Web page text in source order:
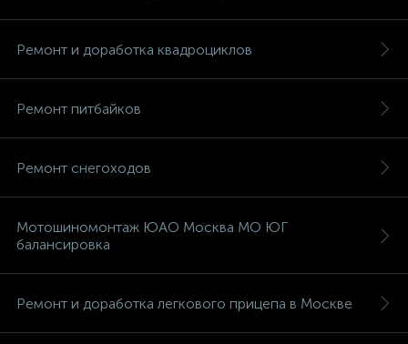
Ремонт и доработка квадроциклов
Ремонт питбайков
Ремонт снегоходов
Мотошиномонтаж ЮАО Москва МО ЮГ
балансировка
Ремонт и доработка легкового прицепа в Москве